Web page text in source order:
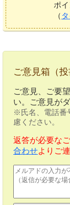
ポ
（
ご意見箱（投
ご意見、ご要
い。ご意見が
※氏名、電話番
慮ください。
返答が必要な
合わせよりご